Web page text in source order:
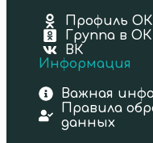
Профиль ОК
Группа в ОК
ВК
Информация
Важная
Правила
данных